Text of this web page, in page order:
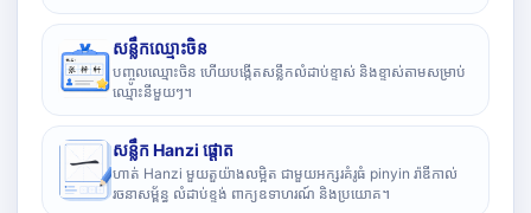
សន្លឹកឈ្មោះចិន
បញ្ចូលឈ្មោះចិន ហើយបង្កើតសន្លឹកលំដាប់ខ្ទាស់ និងខ្ទាស់តាមសម្រាប់
ឈ្មោះនីមួយៗ។
សន្លឹក Hanzi ផ្តោត
ហាត់ Hanzi មួយតួយ៉ាងលម្អិត ជាមួយអក្សរគំរូធំ pinyin រ៉ាឌីកាល់
រចនាសម្ព័ន្ធ លំដាប់ខ្ទង់ ពាក្យឧទាហរណ៍ និងប្រយោគ។